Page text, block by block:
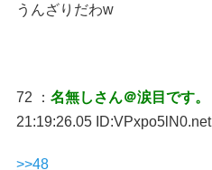
うんざりだわw
72 ： 名無しさん＠涙目です。
21:19:26.05 ID:VPxpo5lN0.net
>>48